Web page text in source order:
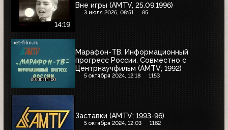
14:19
Вне игры (AMTV, 25.09.1996)
3 июля 2026, 08:51 85
Марафон-ТВ. Информационный
прогресс России. Совместно с
Центрнаучфильм (AMTV; 1992)
5 октября 2024, 12:18 1153
Заставки (AMTV; 1993-96)
5 октября 2024, 12:03 1162